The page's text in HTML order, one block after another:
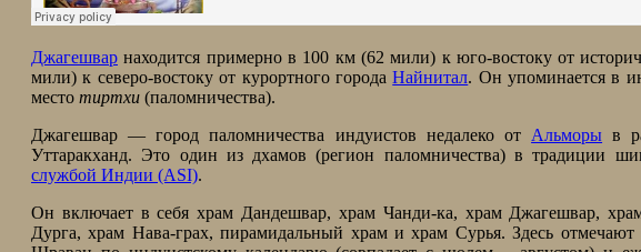
Джагешвар находится примерно в 100 км (62 мили) к юго-востоку от
мили) к северо-востоку от курортного городаНайнитал. Он упоминается в
место тиртхи (паломничества).
Джагешвар — город паломничества индуистов недалеко от Альморы в
Уттаракханд. Это один из дхамов (регион паломничества) в традиции
службой Индии (ASI).
Он включает в себя храм Дандешвар, храм Чанди-ка, храм Джагешвар,
Дурга, храм Нава-грах, пирамидальный храм и храм Сурья. Здесь